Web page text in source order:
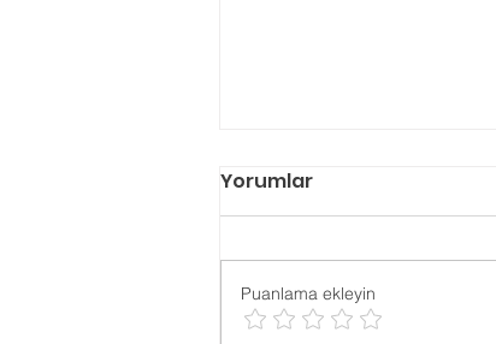
Yorumlar
Puanlama ekleyin